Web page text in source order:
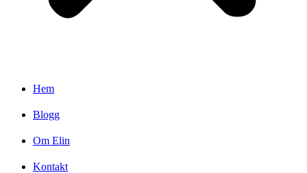
Hem
Blogg
Om Elin
Kontakt